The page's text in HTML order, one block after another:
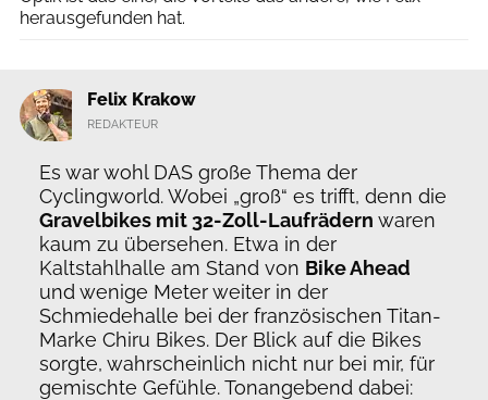
herausgefunden hat.
Felix Krakow
REDAKTEUR
Es war wohl DAS große Thema der
Cyclingworld. Wobei „groß“ es trifft, denn die
Gravelbikes mit 32-Zoll-Laufrädern waren
kaum zu übersehen. Etwa in der
Kaltstahlhalle am Stand von Bike Ahead
und wenige Meter weiter in der
Schmiedehalle bei der französischen Titan-
Marke Chiru Bikes. Der Blick auf die Bikes
sorgte, wahrscheinlich nicht nur bei mir, für
gemischte Gefühle. Tonangebend dabei: